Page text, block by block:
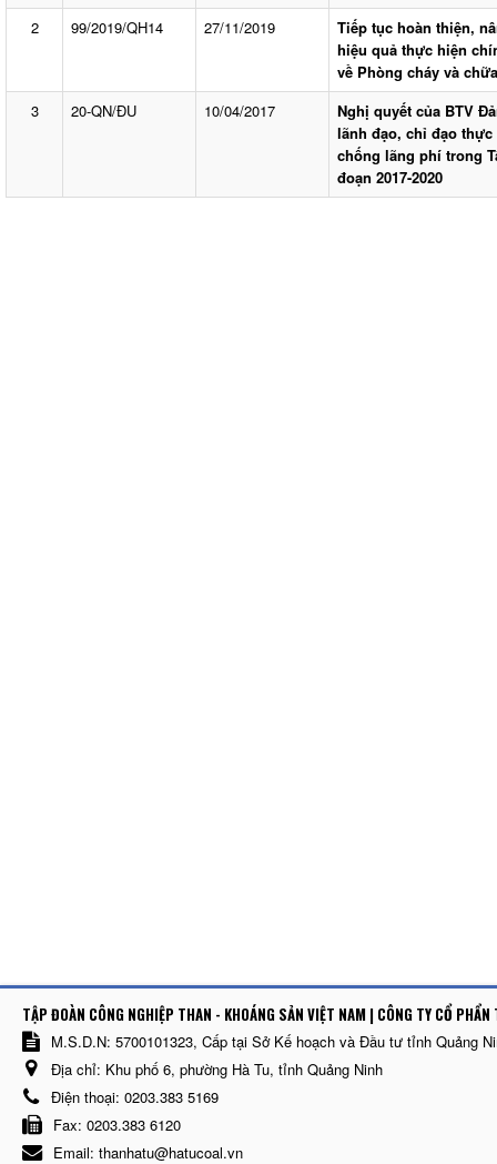
2 99/2019/QH14 27/11/2019
Tiếp tục hoàn thiện,
hiệu quả thực hiện
về Phòng cháy và
3
20-QN/ĐU 10/04/2017
Nghị quyết của BTV
lãnh đạo, chỉ đạo
chống lãng phí trong
đoạn 2017-2020
TẬP ĐOÀN CÔNG NGHIỆP THAN - KHOÁNG SẢN VIỆT NAM | CÔNG TY CỔ
M.S.D.N: 5700101323, Cấp tại Sở Kế hoạch và Đầu tư tỉnh Quảng
Địa chỉ: Khu phố 6, phường Hà Tu, tỉnh Quảng Ninh
Điện thoại: 0203.383 5169
Fax: 0203.383 6120
Email: thanhatu@hatucoal.vn